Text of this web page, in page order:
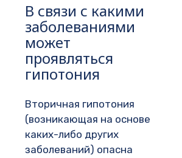
В связи с какими
заболеваниями
может
проявляться
гипотония
Вторичная гипотония
(возникающая на основе
каких-либо других
заболеваний) опасна